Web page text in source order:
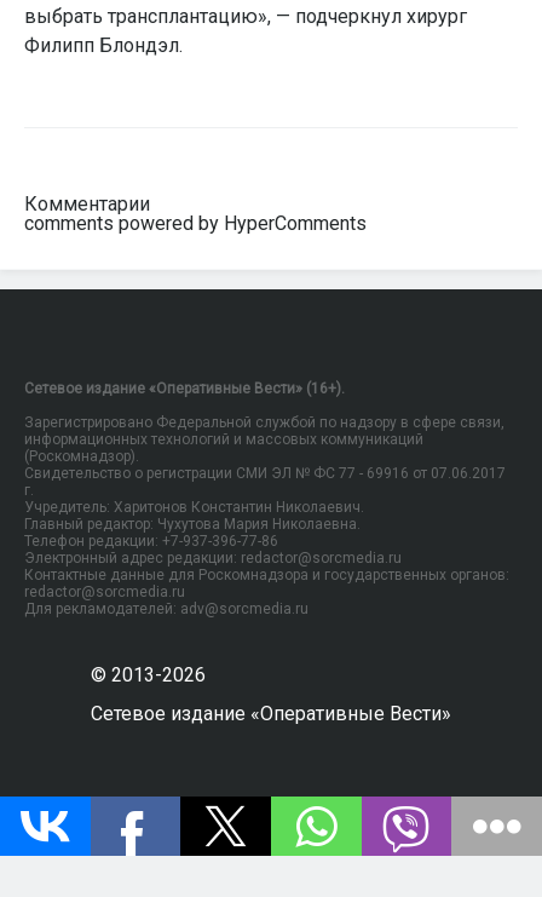
выбрать трансплантацию», — подчеркнул хирург
Филипп Блондэл.
Комментарии
comments powered by HyperComments
Сетевое издание «Оперативные Вести» (16+).
Зарегистрировано Федеральной службой по надзору в сфере связи,
информационных технологий и массовых коммуникаций
(Роскомнадзор).
Свидетельство о регистрации СМИ ЭЛ № ФС 77 - 69916 от 07.06.2017
г.
Учредитель: Харитонов Константин Николаевич.
Главный редактор: Чухутова Мария Николаевна.
Телефон редакции: +7-937-396-77-86
Электронный адрес редакции: redactor@sorcmedia.ru
Контактные данные для Роскомнадзора и государственных органов:
redactor@sorcmedia.ru
Для рекламодателей: adv@sorcmedia.ru
© 2013-2026
Сетевое издание «Оперативные Вести»